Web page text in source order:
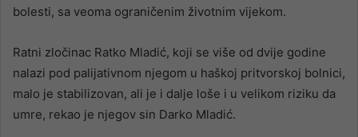
bolesti, sa veoma ograničenim životnim vijekom.
Ratni zločinac Ratko Mladić, koji se više od dvije godine
nalazi pod palijativnom njegom u haškoj pritvorskoj bolnici,
malo je stabilizovan, ali je i dalje loše i u velikom riziku da
umre, rekao je njegov sin Darko Mladić.